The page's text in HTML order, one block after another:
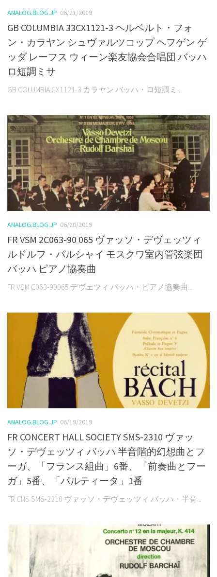
ANALOG.BLOG.JP 06/21/2019
GB COLUMBIA 33CX1121-3 ヘルベルト・フォ
ン・カラヤン シュヴァルツコップ ヘフゲン ゲ
ッダ レーフス ウィーン楽友協会合唱団 バッハ
ロ短調ミサ
GB COLUMBIA CX1121-3 カラヤン バッハ・ロ短調ミ...
ANALOG.BLOG.JP 06/20/2019
FR VSM 2C063-90 065 ヴァッソ・デヴェッツィ
ルドルフ・バルシャイ モスクワ室内管弦楽団
バッハ ピアノ協奏曲
FR VSM C063-90065 デヴェツィ バッハ・ピアノ協奏曲...
ANALOG.BLOG.JP 06/19/2019
FR CONCERT HALL SOCIETY SMS-2310 ヴァッ
ソ・デヴェッツィ バッハ 半音階的幻想曲とフ
ーガ、「フランス組曲」6番、「前奏曲とフー
ガ」5番、「パルティータ」1番
FR CHS SMS-2310 ヴァッソ・デヴェッツィ バッハ・半音...